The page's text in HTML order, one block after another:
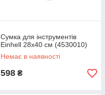
Сумка для інструментів
Einhell 28х40 см (4530010)
Немає в наявності
598 ₴